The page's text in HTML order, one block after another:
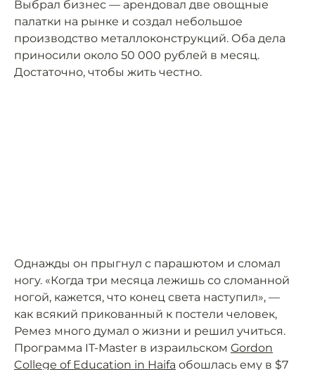
Выбрал бизнес — арендовал две овощные
палатки на рынке и создал небольшое
производство металлоконструкций. Оба дела
приносили около 50 000 рублей в месяц.
Достаточно, чтобы жить честно.
Однажды он прыгнул с парашютом и сломал
ногу. «Когда три месяца лежишь со сломанной
ногой, кажется, что конец света наступил», —
как всякий прикованный к постели человек,
Ремез много думал о жизни и решил учиться.
Программа IT-Master в израильском Gordon
College of Education in Haifa обошлась ему в $7